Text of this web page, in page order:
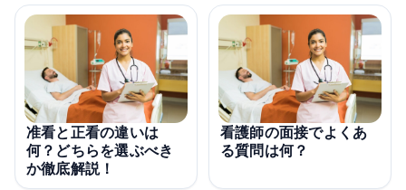
准看と正看の違いは
何？どちらを選ぶべき
か徹底解説！
看護師の面接でよくあ
る質問は何？